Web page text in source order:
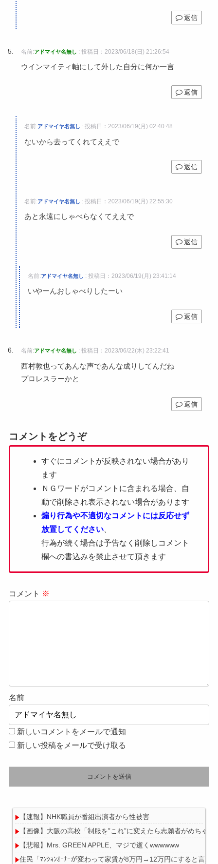
返信
名前:アドマイヤ名無し : 投稿日：2023/06/18(日) 21:26:54
ウインマイティ軸にして外した自分に何か一言
返信
名前:アドマイヤ名無し : 投稿日：2023/06/19(月) 02:40:48
ないから去ってくれてええで
返信
名前:アドマイヤ名無し : 投稿日：2023/06/19(月) 22:55:30
あと永遠にしゃべらなくてええで
返信
名前:アドマイヤ名無し : 投稿日：2023/06/19(月) 23:41:14
いやーんおしゃべりしたーい
返信
名前:アドマイヤ名無し : 投稿日：2023/06/22(木) 23:22:41
西村敦也ってあんな声であんな成りしてんだね
プロレスラーかと
返信
コメントをどうぞ
すぐにコメントが反映されない場合があり
ます
ＮＧワードがコメントに含まれる場合、自
動で削除され表示されない場合があります
煽り行為や不適切なコメントには反応せず
放置してください
行為が続く場合は予告なく削除しコメント
欄への書込みを禁止させて頂きます
コメント ※
名前
新しいコメントをメールで通知
新しい投稿をメールで受け取る
【速報】NHK職員が番組出演者から性被害
【画像】大阪の高校「制服を”これ”に変えたら志願者がめちゃ
【悲報】Mrs. GREEN APPLE、マジで逝くwwwwww
住民「ﾏﾝｼｮﾝｵｰﾅｰが変わって家賃が8万円→12万円にすると言わ